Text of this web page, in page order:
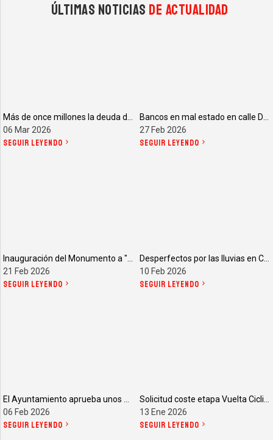
Últimas noticias de actualidad
Más de once millones la deuda del Ayuntamiento de Pizarra
06 Mar 2026
SEGUIR LEYENDO
Bancos en mal estado en calle Dehesa
27 Feb 2026
SEGUIR LEYENDO
21 Feb 2026
SEGUIR LEYENDO
10 Feb 2026
SEGUIR LEYENDO
06 Feb 2026
SEGUIR LEYENDO
13 Ene 2026
SEGUIR LEYENDO